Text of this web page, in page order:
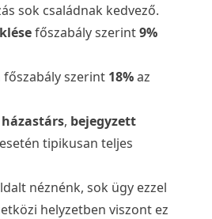
sok családnak kedvező.
főszabály szerint9%
főszabály szerint 18%az
házastárs, bejegyzett
esetén tipikusan teljes
néznénk, sok ügy ezzel
helyzetben viszont ez